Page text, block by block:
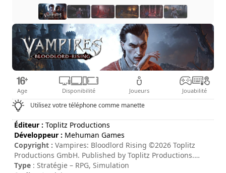
Age Disponibilité Joueurs Jouabilité
Utilisez votre téléphone comme manette
Éditeur : Toplitz Productions
Développeur : Mehuman Games
Copyright : Vampires: Bloodlord Rising ©2026 Toplitz
Productions GmbH. Published by Toplitz Productions.
Developed by Mehuman Games S.A. All rights reserved.
Type : Stratégie – RPG, Simulation